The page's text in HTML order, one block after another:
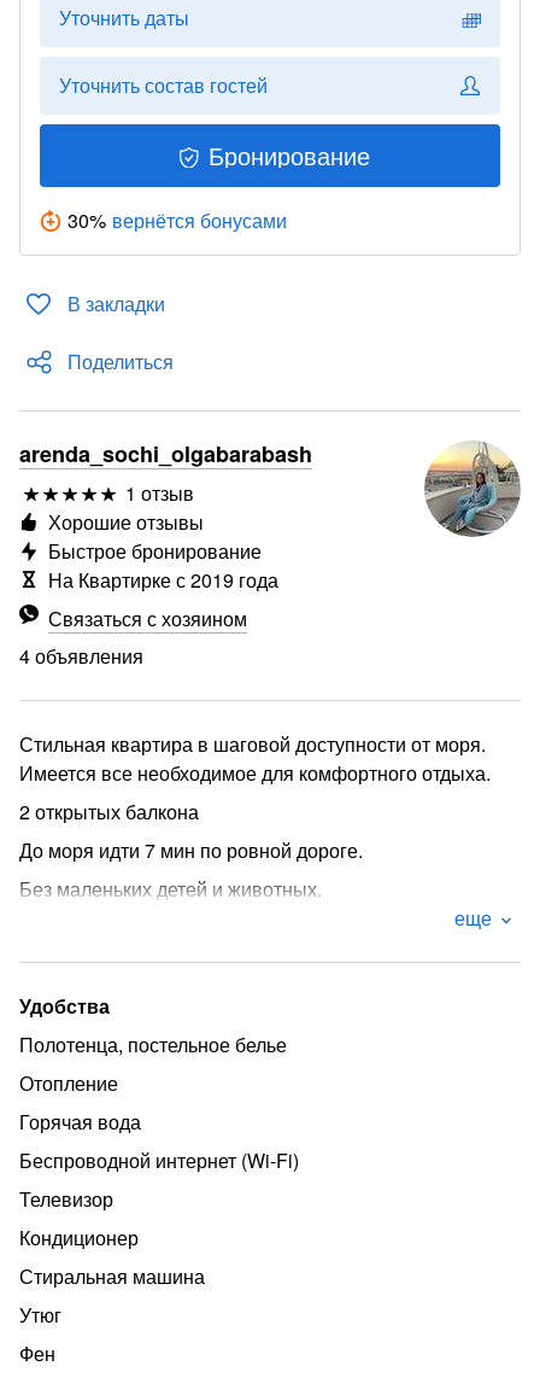
Уточнить даты
Уточнить состав гостей
Бронирование
30% вернётся бонусами
В закладки
Поделиться
arenda_sochi_olgabarabash
1 отзыв
Связаться с хозяином
4 объявления
Хорошие отзывы
Быстрое бронирование
На Квартирке с 2019 года
Стильная квартира в шаговой доступности от моря.
Имеется все необходимое для комфортного отдыха.
2 открытых балкона
До моря идти 7 мин по ровной дороге.
Без маленьких детей и животных.
магнит. Кафе, рестораны все в шаговой доступности.
линейка, имеются зоны с песком.
Дополнительно оплачивается клининг после выезда в
размере 2000 руб
еще
Удобства
Полотенца, постельное белье
Отопление
Горячая вода
Беспроводной интернет (Wi‑Fi)
Телевизор
Кондиционер
Стиральная машина
Утюг
Фен